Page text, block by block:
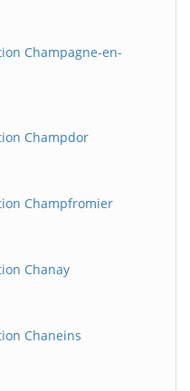
Champagne-en-
Champdor
Champfromier
Chanay
Chaneins